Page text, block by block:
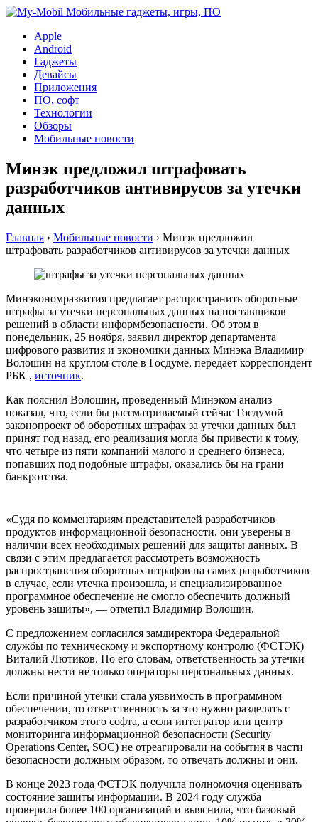
Apple
Android
Гаджеты
Девайсы
Приложения
ПО, софт
Технологии
Обзоры
Мобильные новости
Минэк предложил штрафовать
разработчиков антивирусов за утечки
данных
Главная › Мобильные новости › Минэк предложил
штрафовать разработчиков антивирусов за утечки данных
Минэкономразвития предлагает распространить оборотные
штрафы за утечки персональных данных на поставщиков
решений в области информбезопасности. Об этом в
понедельник, 25 ноября, заявил директор департамента
цифрового развития и экономики данных Минэка Владимир
Волошин на круглом столе в Госдуме, передает корреспондент
РБК , источник.
Как пояснил Волошин, проведенный Минэком анализ
показал, что, если бы рассматриваемый сейчас Госдумой
законопроект об оборотных штрафах за утечки данных был
принят год назад, его реализация могла бы привести к тому,
что четыре из пяти компаний малого и среднего бизнеса,
попавших под подобные штрафы, оказались бы на грани
банкротства.
«Судя по комментариям представителей разработчиков
продуктов информационной безопасности, они уверены в
наличии всех необходимых решений для защиты данных. В
связи с этим предлагается рассмотреть возможность
распространения оборотных штрафов на самих разработчиков
в случае, если утечка произошла, и специализированное
программное обеспечение не смогло обеспечить должный
уровень защиты», — отметил Владимир Волошин.
С предложением согласился замдиректора Федеральной
службы по техническому и экспортному контролю (ФСТЭК)
Виталий Лютиков. По его словам, ответственность за утечки
должны нести не только операторы персональных данных.
Если причиной утечки стала уязвимость в программном
обеспечении, то ответственность за это нужно разделять с
разработчиком этого софта, а если интегратор или центр
мониторинга информационной безопасности (Security
Operations Center, SOC) не отреагировали на события в части
безопасности должным образом, то отвечать должны и они.
В конце 2023 года ФСТЭК получила полномочия оценивать
состояние защиты информации. В 2024 году служба
проверила более 100 организаций и выяснила, что базовый